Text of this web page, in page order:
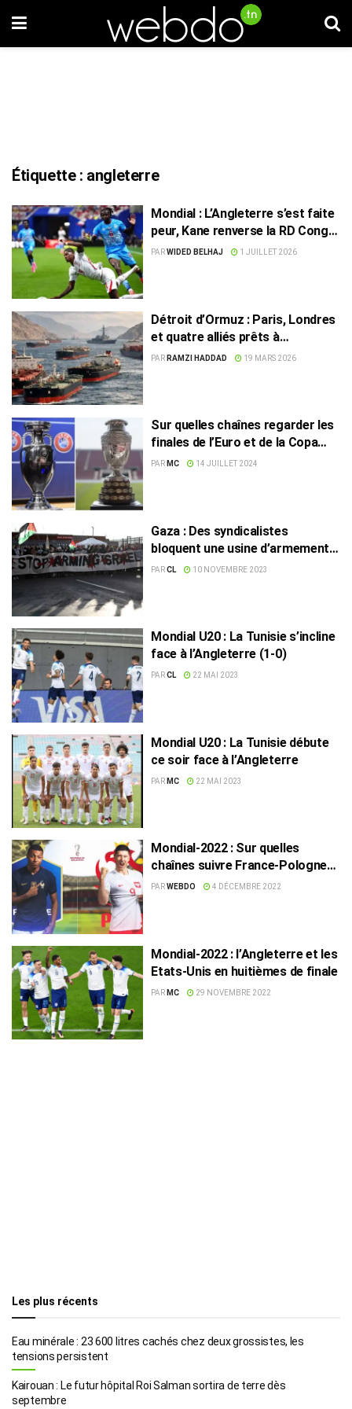
Étiquette : angleterre
Mondial : L’Angleterre s’est faite
peur, Kane renverse la RD Congo
pour filer en 8es de finale
PARWIDED BELHAJ 1 JUILLET 2026
Détroit d’Ormuz : Paris, Londres
et quatre alliés prêts à
contribuer face aux menaces
PAR RAMZI HADDAD 19 MARS 2026
Sur quelles chaînes regarder les
finales de l’Euro et de la Copa
America
PAR MC 14 JUILLET 2024
Gaza : Des syndicalistes
bloquent une usine d’armements
en Angleterre
PARCL 10 NOVEMBRE 2023
Mondial U20 : La Tunisie s’incline
face à l’Angleterre (1-0)
PARCL 22 MAI 2023
Mondial U20 : La Tunisie débute
ce soir face à l’Angleterre
PAR MC 22 MAI 2023
Mondial-2022 : Sur quelles
chaînes suivre France-Pologne
et Angleterre-Sénégal
PARWEBDO 4 DÉCEMBRE 2022
Mondial-2022 : l’Angleterre et les
Etats-Unis en huitièmes de finale
PAR MC 29 NOVEMBRE 2022
Les plus récents
Eau minérale : 23 600 litres cachés chez deux grossistes, les
tensions persistent
Kairouan : Le futur hôpital Roi Salman sortira de terre dès
septembre